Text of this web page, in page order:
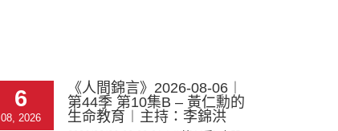
6
08, 2026
《人間錦言》2026-08-06︱
第44季 第10集B – 黃仁勳的
生命教育︱主持：李錦洪